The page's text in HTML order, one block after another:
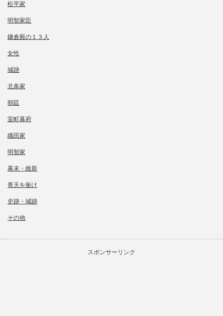
松平家
明智家臣
鎌倉殿の１３人
女性
城跡
北条家
朝廷
室町幕府
織田家
明智家
幕末・維新
青天を衝け
史跡・城跡
その他
スポンサーリンク